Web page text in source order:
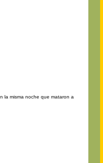
la misma noche que mataron a